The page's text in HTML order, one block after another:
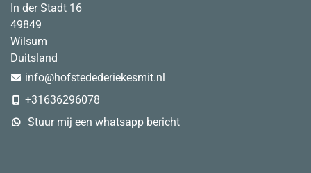
In der Stadt 16
49849
Wilsum
Duitsland
info@hofstedederiekesmit.nl
+31636296078
Stuur mij een whatsapp bericht